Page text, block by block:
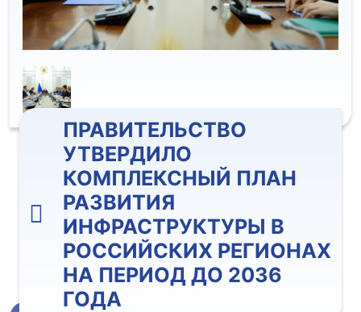
ПРАВИТЕЛЬСТВО
УТВЕРДИЛО
КОМПЛЕКСНЫЙ ПЛАН
РАЗВИТИЯ
ИНФРАСТРУКТУРЫ В
РОССИЙСКИХ РЕГИОНАХ
НА ПЕРИОД ДО 2036
ГОДА